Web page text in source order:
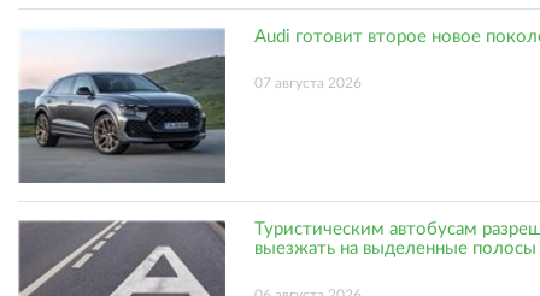
Audi готовит второе новое
07 августа 2026
Туристическим автобусам
выезжать на выделенные полосы